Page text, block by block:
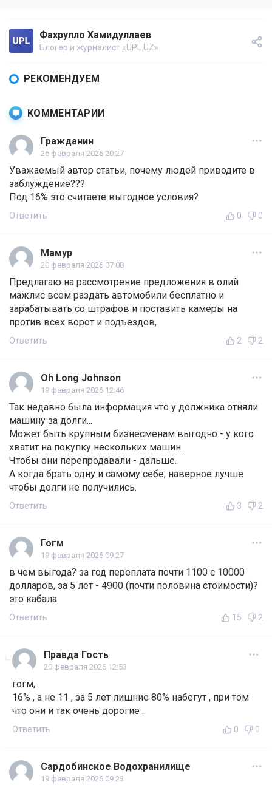
Фахрулло Хамидуллаев
Блогер и журналист «UPL.UZ»
РЕКОМЕНДУЕМ
КОММЕНТАРИИ
Гражданин
26 февраля 2026 20:27
Уважаемый автор статьи, почему людей приводите в
заблуждение???
Под 16% это считаете выгодное условия?
Ответить 0 0
Мамур
20 февраля 2026 07:08
Предлагаю на рассмотрение предложения в олий
мажлис всем раздать автомобили бесплатно и
зарабатывать со штрафов и поставить камеры на
против всех ворот и подъездов,
Ответить 2 2
Oh Long Johnson
19 февраля 2026 12:46
Так недавно была информация что у должника отняли
машину за долги...
Может быть крупным бизнесменам выгодно - у кого
хватит на покупку нескольких машин.
Чтобы они перепродавали - дальше.
А когда брать одну и самому себе, наверное лучше
чтобы долги не получились.
Ответить 3 2
Гогм
19 февраля 2026 09:27
в чем выгода? за год переплата почти 1100 с 10000
долларов, за 5 лет - 4900 (почти половина стоимости)?
это кабала.
Ответить 15 2
Правда Гость
20 февраля 2026 12:53
гогм,
16% , а не 11 , за 5 лет лишние 80% набегут , при том
что они и так очень дорогие .
Ответить 0 0
Сардобинское Водохранилище
19 февраля 2026 09:23